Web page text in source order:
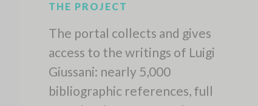
THE PROJECT
The portal collects and gives